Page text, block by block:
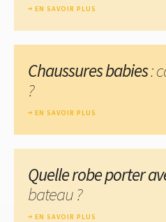
EN SAVOIR PLUS
Chaussures babies:
?
EN SAVOIR PLUS
Quelle robe porter
bateau ?
EN SAVOIR PLUS